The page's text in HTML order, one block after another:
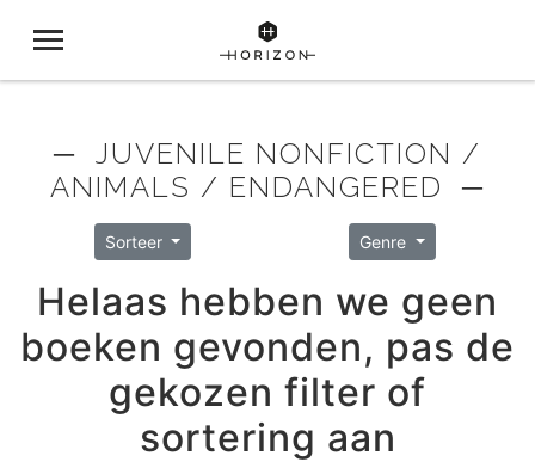
─ JUVENILE NONFICTION /
ANIMALS / ENDANGERED ─
Sorteer Genre
Helaas hebben we geen
boeken gevonden, pas de
gekozen filter of
sortering aan